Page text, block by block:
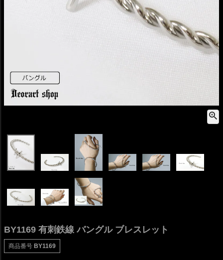
BY1169 有刺鉄線 バングル ブレスレット
商品番号 BY1169